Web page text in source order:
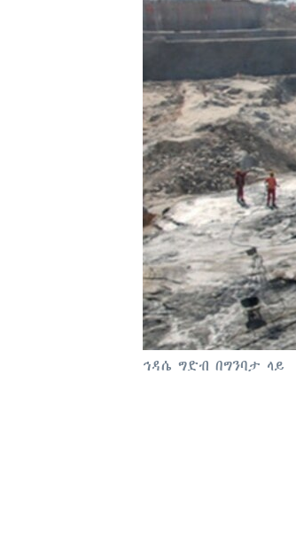
ኅዳሴ ግድብ በግንባታ ላይ